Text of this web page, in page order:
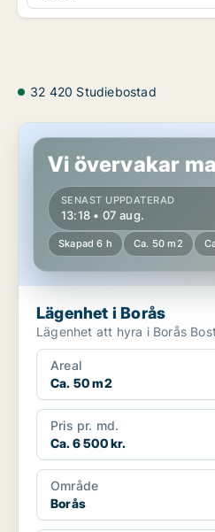
32 420 Studiebostad
Lägenhet i Borås
Vi övervakar
SENAST UPPDATERAD
13:18 • 07 aug.
Skapad 6 h Ca. 50 m2
Lägenhet i Borås
Areal
Ca. 50 m2
Pris pr. md.
Ca. 6 500 kr.
Område
Borås